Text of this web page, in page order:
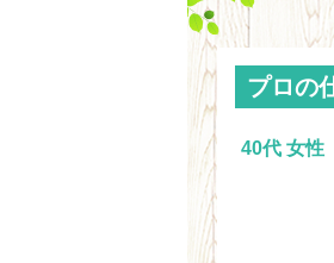
プロの
40代 女性